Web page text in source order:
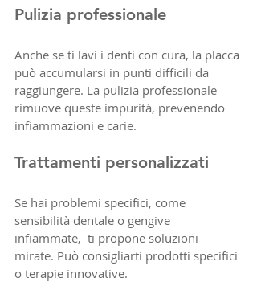
Pulizia professionale
Anche se ti lavi i denti con cura, la placca
può accumularsi in punti difficili da
raggiungere. La pulizia professionale
rimuove queste impurità, prevenendo
infiammazioni e carie.
Trattamenti personalizzati
Se hai problemi specifici, come
sensibilità dentale o gengive
infiammate,  ti propone soluzioni
mirate. Può consigliarti prodotti specifici
o terapie innovative.